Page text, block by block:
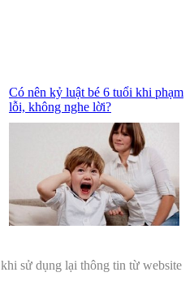
Có nên kỷ luật bé 6 tuổi khi phạm
lỗi, không nghe lời?
khi sử dụng lại thông tin từ website